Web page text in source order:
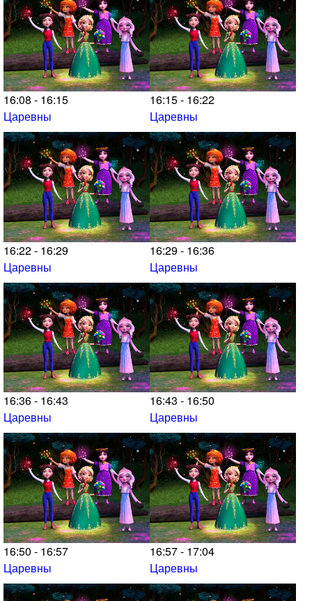
16:08 - 16:15
Царевны
16:15 - 16:22
Царевны
16:22 - 16:29
Царевны
16:29 - 16:36
Царевны
16:36 - 16:43
Царевны
16:43 - 16:50
Царевны
16:50 - 16:57
Царевны
16:57 - 17:04
Царевны